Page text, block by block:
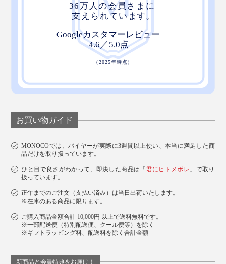
『ペーパージャケットflex』同士を重ねれば、磁力で固
定できるので、ひとまとめにして整理できたり。幅広い
使い方ができます。
福島さんのようなエンジニアをはじめ、コンサルタン
ト、クリエーター、営業、医療、教育関係といった、仕
お買い物ガイド
MONOCOでは、バイヤーが実際に3週間以上使い、本当に満足した商
品だけを取り扱っています。
ひと目で良さがわかって、即決した商品は「 君にヒトメボレ 」で取り
扱っています。
正午までのご注文（支払い済み）は当日出荷いたします。
※在庫のある商品に限ります。
ご購入商品金額合計 10,000円 以上で送料無料です。
※一部配送便（特別配送便、クール便等）を除く
※ギフトラッピング料、配送料を除く合計金額
新商品と会員特典をお届け！